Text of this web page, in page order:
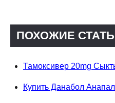
ПОХОЖИЕ
Тамоксивер 20mg
Купить Данабол